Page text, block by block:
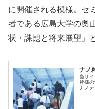
に開催される模様。セ
者である広島大学の奧
状・課題と将来展望」
ナノ
当サ
皆様
ナノ